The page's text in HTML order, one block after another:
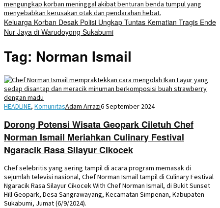
Keluarga Korban Desak Polisi Ungkap Tuntas Kematian Tragis Ende
Nur Jaya di Warudoyong Sukabumi
Tag: Norman Ismail
HEADLINE, KomunitasAdam Arrazi6 September 2024
Dorong Potensi Wisata Geopark Ciletuh Chef
Norman Ismail Meriahkan Culinary Festival
Ngaracik Rasa Silayur Cikocek
Chef selebritis yang sering tampil di acara program memasak di
sejumlah televisi nasional, Chef Norman Ismail tampil di Culinary Festival
Ngaracik Rasa Silayur Cikocek With Chef Norman Ismail, di Bukit Sunset
Hill Geopark, Desa Sangrawayang, Kecamatan Simpenan, Kabupaten
Sukabumi, Jumat (6/9/2024).